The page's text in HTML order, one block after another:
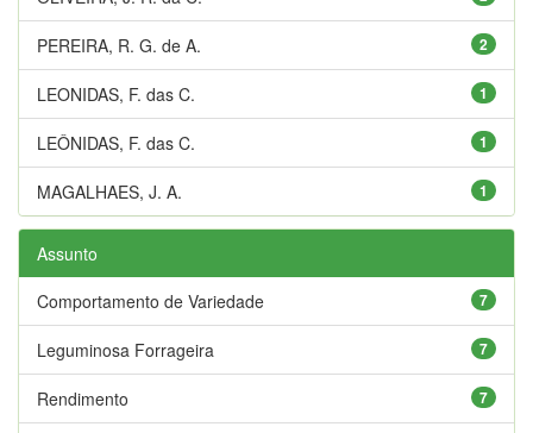
2
PEREIRA, R. G. de A.
1
LEONIDAS, F. das C.
1
LEÔNIDAS, F. das C.
1
MAGALHAES, J. A.
Assunto
7
Comportamento de Variedade
7
Leguminosa Forrageira
7
Rendimento